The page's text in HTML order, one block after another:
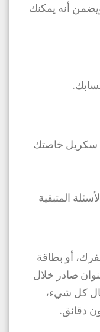
أنه يمكنك
خاصتك
المتبقية
أو بطاقة
صادر خلال
كل شيء،
دقائق.